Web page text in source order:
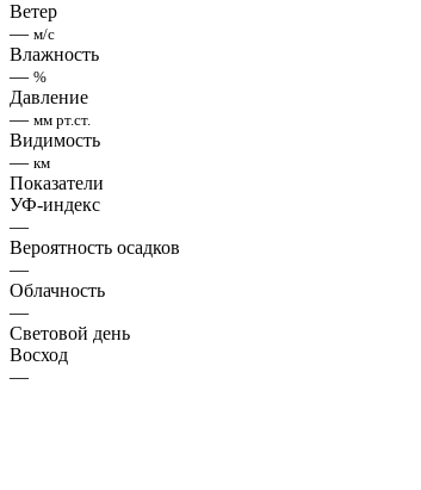
Ветер
— м/с
Влажность
— %
Давление
— мм рт.ст.
Видимость
— км
Показатели
УФ-индекс
—
Вероятность осадков
—
Облачность
—
Световой день
Восход
—